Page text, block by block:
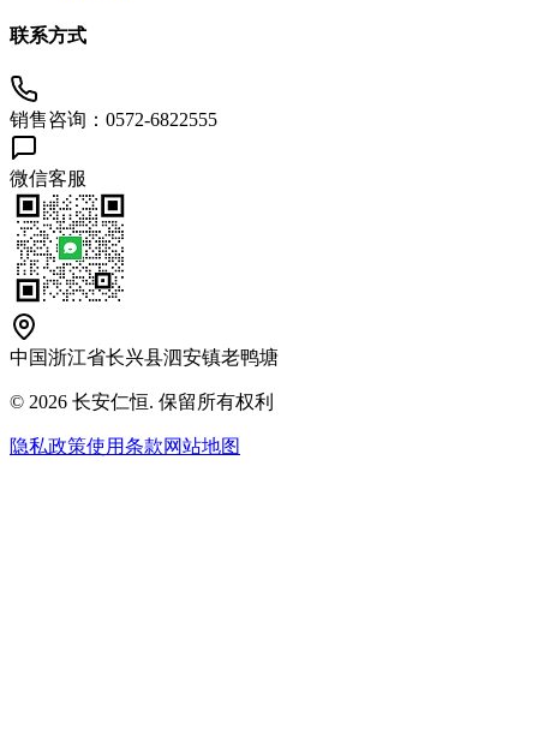
联系方式
销售咨询：0572-6822555
微信客服
中国浙江省长兴县泗安镇老鸭塘
© 2026 长安仁恒. 保留所有权利
隐私政策使用条款网站地图